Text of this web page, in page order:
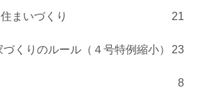
まいづくり 21
くりのルール（４号特例縮小） 23
8